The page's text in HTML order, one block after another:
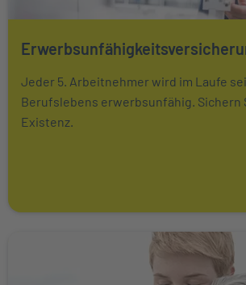
Jeder 5. Arbeitnehmer wird im Laufe
Berufslebens erwerbsunfähig. Sichern
Existenz.
Mehr über Das könnte Sie auch
Weiter zu Pflegetagegeldversicherung